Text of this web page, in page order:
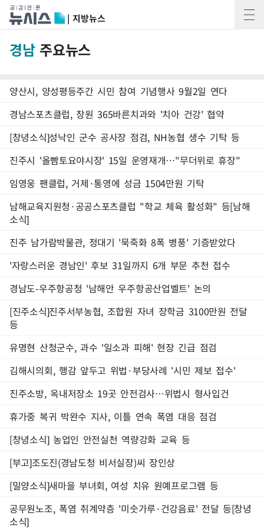
| 지방뉴스
경남주요뉴스
양산시, 양성평등주간 시민 참여 기념행사 9월2일 연다
경남스포츠클럽, 창원 365바른치과와 '치아 건강' 협약
[창녕소식]성낙인 군수 공사장 점검, NH농협 생수 기탁 등
진주시 '올빰토요야시장' 15일 운영재개…"무더위로 휴장"
임영웅 팬클럽, 거제·통영에 성금 1504만원 기탁
남해교육지원청·공공스포츠클럽 "학교 체육 활성화" 등[남해
소식]
진주 남가람박물관, 정대기 '묵죽화 8폭 병풍' 기증받았다
'자랑스러운 경남인' 후보 31일까지 6개 부문 추천 접수
경남도-우주항공청 '남해안 우주항공산업벨트' 논의
[진주소식]진주서부농협, 조합원 자녀 장학금 3100만원 전달
등
유명현 산청군수, 과수 '일소과 피해' 현장 긴급 점검
김해시의회, 행감 앞두고 위법·부당사례 '시민 제보 접수'
진주소방, 옥내저장소 19곳 안전검사…위법시 형사입건
휴가중 복귀 박완수 지사, 이틀 연속 폭염 대응 점검
[창녕소식] 농업인 안전실천 역량강화 교육 등
[부고]조도진(경남도청 비서실장)씨 장인상
[밀양소식]새마을 부녀회, 여성 치유 원예프로그램 등
공무원노조, 폭염 취계약층 '미숫가루·건강음료' 전달 등[창녕
소식]